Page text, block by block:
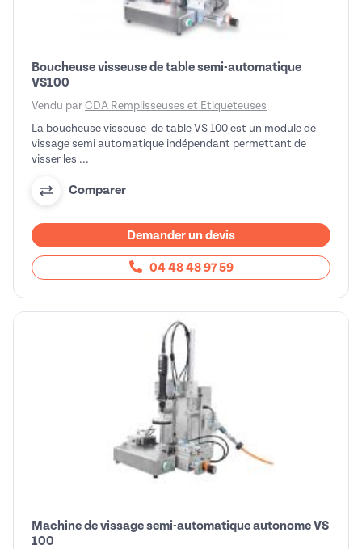
Boucheuse visseuse de table semi-automatique
VS100
Vendu par CDA Remplisseuses et Etiqueteuses
La boucheuse visseuse de table VS 100 est un module de
vissage semi automatique indépendant permettant de
visser les ...
Comparer
Demander un devis
04 48 48 97 59
Machine de vissage semi-automatique autonome VS
100